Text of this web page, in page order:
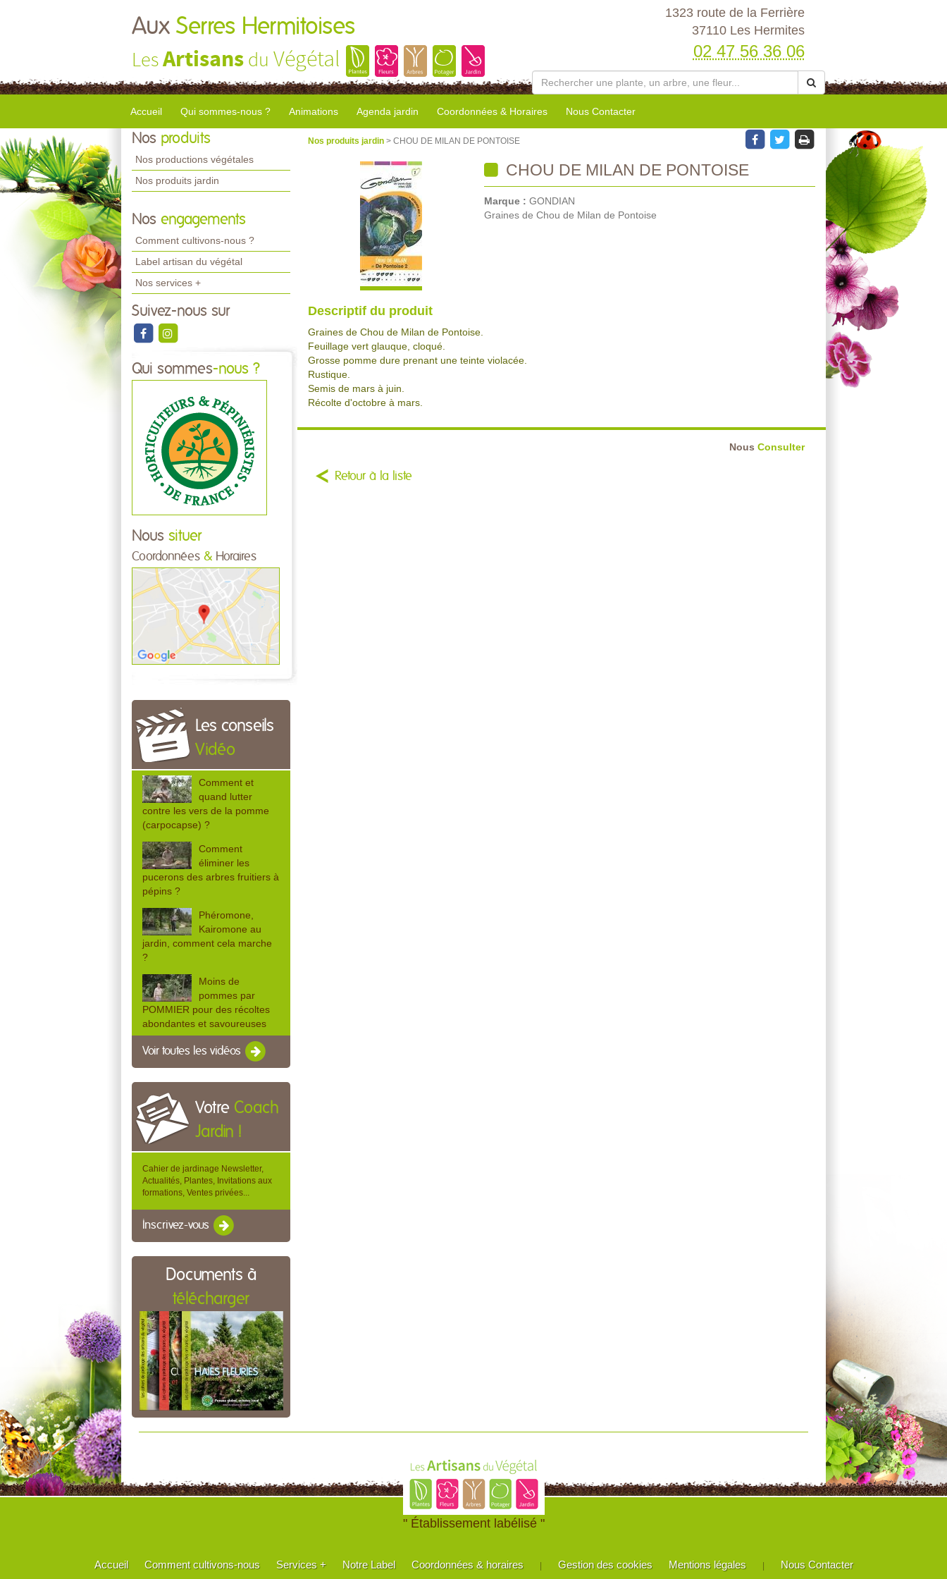
Aux Serres Hermitoises
LesArtisans du Végétal
1323 route de la Ferrière
37110 Les Hermites
02 47 56 36 06
Accueil Qui sommes-nous ? Animations Agenda jardin Coordonnées & Horaires Nous Contacter
Nos produits
Nos productions végétales
Nos produits jardin
Nos engagements
Comment cultivons-nous ?
Label artisan du végétal
Nos services +
Suivez-nous sur
Qui sommes-nous ?
Nous situer
Coordonnées & Horaires
Les conseils
Vidéo
Comment et
quand lutter
contre les vers de la pomme
(carpocapse) ?
Comment
éliminer les
pucerons des arbres fruitiers à
pépins ?
Phéromone,
Kairomone au
jardin, comment cela marche
?
Moins de
pommes par
POMMIER pour des récoltes
abondantes et savoureuses
Voir toutes les vidéos
Votre Coach
Jardin !
Cahier de jardinage Newsletter,
Actualités, Plantes, Invitations aux
formations, Ventes privées...
Inscrivez-vous
Documents à
télécharger
Nos produits jardin > CHOU DE MILAN DE PONTOISE
CHOU DE MILAN DE PONTOISE
Marque : GONDIAN
Graines de Chou de Milan de Pontoise
Descriptif du produit
Graines de Chou de Milan de Pontoise.
Feuillage vert glauque, cloqué.
Grosse pomme dure prenant une teinte violacée.
Rustique.
Semis de mars à juin.
Récolte d'octobre à mars.
Nous Consulter
Retour à la liste
" Établissement labélisé "
Accueil Comment cultivons-nous Services + Notre Label Coordonnées & horaires | Gestion des cookies Mentions légales | Nous Contacter